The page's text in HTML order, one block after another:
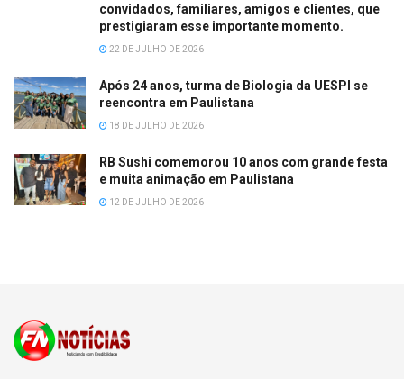
convidados, familiares, amigos e clientes, que
prestigiaram esse importante momento.
22 DE JULHO DE 2026
Após 24 anos, turma de Biologia da UESPI se
reencontra em Paulistana
18 DE JULHO DE 2026
RB Sushi comemorou 10 anos com grande festa
e muita animação em Paulistana
12 DE JULHO DE 2026